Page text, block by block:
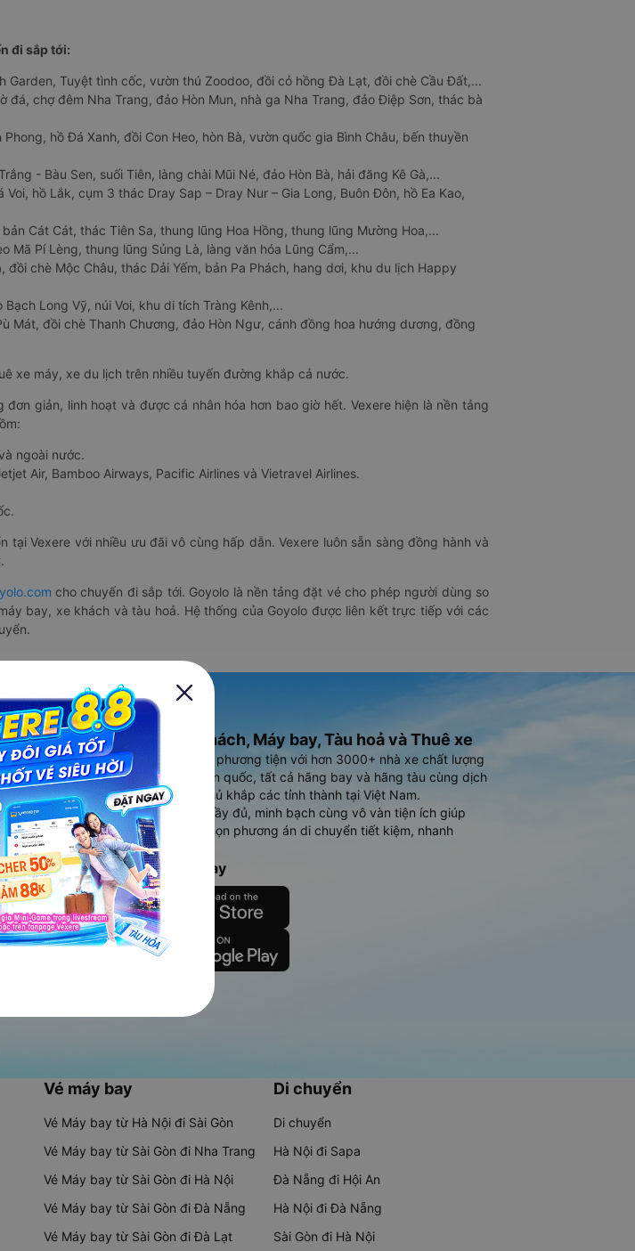
đi sắp tới:
Garden, Tuyệt tình cốc, vườn thú Zoodoo, đồi cỏ hồng Đà Lạt, đồi chè Cầu Đất,...
đá, chợ đêm Nha Trang, đảo Hòn Mun, nhà ga Nha Trang, đảo Điệp Sơn, thác bà
hồ Đá Xanh, đồi Con Heo, hòn Bà, vườn quốc gia Bình Châu, bến thuyền
- Bàu Sen, suối Tiên, làng chài Mũi Né, đảo Hòn Bà, hải đăng Kê Gà,...
hồ Lắk, cụm 3 thác Dray Sap – Dray Nur – Gia Long, Buôn Đôn, hồ Ea Kao,
Cát Cát, thác Tiên Sa, thung lũng Hoa Hồng, thung lũng Mường Hoa,...
Mã Pí Lèng, thung lũng Sủng Là, làng văn hóa Lũng Cẩm,...
đồi chè Mộc Châu, thác Dải Yếm, bản Pa Phách, hang dơi, khu du lịch Happy
Long Vỹ, núi Voi, khu di tích Tràng Kênh,...
Mát, đồi chè Thanh Chương, đảo Hòn Ngư, cánh đồng hoa hướng dương, đồng
xe máy, xe du lịch trên nhiều tuyến đường khắp cả nước.
giản, linh hoạt và được cá nhân hóa hơn bao giờ hết. Vexere hiện là nền tảng
ngoài nước.
Air, Bamboo Airways, Pacific Airlines và Vietravel Airlines.
Vexere với nhiều ưu đãi vô cùng hấp dẫn. Vexere luôn sẵn sàng đồng hành và
cho chuyến đi sắp tới. Goyolo là nền tảng đặt vé cho phép người dùng so
bay, xe khách và tàu hoả. Hệ thống của Goyolo được liên kết trực tiếp với các
Ứng dụng đặt vé Xe khách, Máy bay, Tàu hoả và Thuê xe
Vexere - ứng dụng đặt vé đa phương tiện với hơn 3000+ nhà xe chất lượng
cao, 5000+ tuyến đường toàn quốc, tất cả hãng bay và hãng tàu cùng dịch
vụ thuê xe máy, xe du lịch phủ khắp các tỉnh thành tại Việt Nam.
Ứng dụng hiển thị thông tin đầy đủ, minh bạch cùng vô vàn tiện ích giúp
người dùng so sánh và lựa chọn phương án di chuyển tiết kiệm, nhanh
chóng và phù hợp nhất.
Tải ứng dụng Vexere ngay
Vé máy bay
Vé Máy bay từ Hà Nội đi Sài Gòn
Vé Máy bay từ Sài Gòn đi Nha Trang
Vé Máy bay từ Sài Gòn đi Hà Nội
Vé Máy bay từ Sài Gòn đi Đà Nẵng
Vé Máy bay từ Sài Gòn đi Đà Lạt
Di chuyển
Di chuyển
Hà Nội đi Sapa
Đà Nẵng đi Hội An
Hà Nội đi Đà Nẵng
Sài Gòn đi Hà Nội